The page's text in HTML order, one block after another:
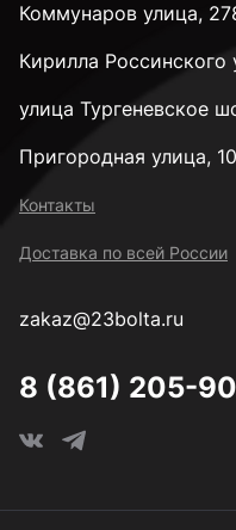
Коммунаров улица,
Кирилла Россинского
улица Тургеневское
Пригородная улица,
Контакты
Доставка по всей России
zakaz@23bolta.ru
8 (861) 205-